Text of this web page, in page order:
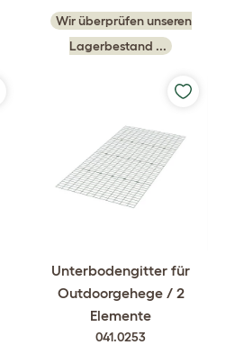
Wir überprüfen unseren
Lagerbestand ...
Unterbodengitter für
Outdoorgehege / 2
Elemente
041.0253